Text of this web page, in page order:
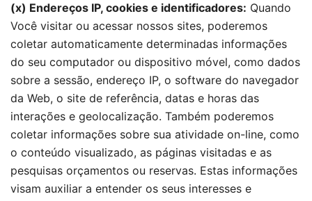
(x) Endereços IP, cookies e identificadores: Quando
Você visitar ou acessar nossos sites, poderemos
coletar automaticamente determinadas informações
do seu computador ou dispositivo móvel, como dados
sobre a sessão, endereço IP, o software do navegador
da Web, o site de referência, datas e horas das
interações e geolocalização. Também poderemos
coletar informações sobre sua atividade on-line, como
o conteúdo visualizado, as páginas visitadas e as
pesquisas orçamentos ou reservas. Estas informações
visam auxiliar a entender os seus interesses e